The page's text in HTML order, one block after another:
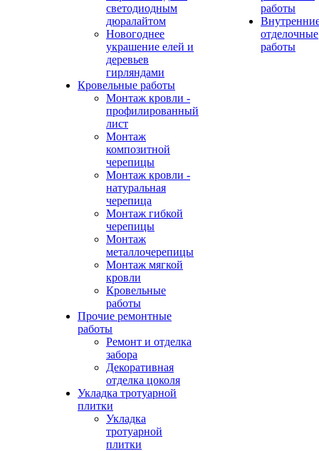
светодиодным
дюралайтом
Новогоднее
украшение елей и
деревьев
гирляндами
Кровельные работы
Монтаж кровли -
профилированный
лист
Монтаж
композитной
черепицы
Монтаж кровли -
натуральная
черепица
Монтаж гибкой
черепицы
Монтаж
металлочерепицы
Монтаж мягкой
кровли
Кровельные
работы
Прочие ремонтные
работы
Ремонт и отделка
забора
Декоративная
отделка цоколя
Укладка тротуарной
плитки
Укладка
тротуарной
плитки
работы
отделочные
работы